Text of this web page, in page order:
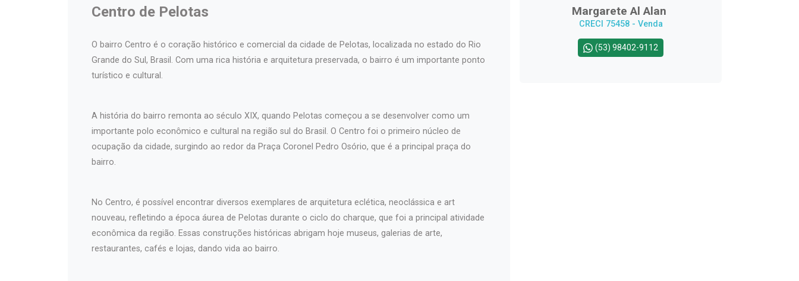
Centro de Pelotas
O bairro Centro é o coração histórico e comercial da cidade de Pelotas, localizada no estado do Rio
Grande do Sul, Brasil. Com uma rica história e arquitetura preservada, o bairro é um importante ponto
turístico e cultural.
A história do bairro remonta ao século XIX, quando Pelotas começou a se desenvolver como um
importante polo econômico e cultural na região sul do Brasil. O Centro foi o primeiro núcleo de
ocupação da cidade, surgindo ao redor da Praça Coronel Pedro Osório, que é a principal praça do
bairro.
No Centro, é possível encontrar diversos exemplares de arquitetura eclética, neoclássica e art
nouveau, refletindo a época áurea de Pelotas durante o ciclo do charque, que foi a principal atividade
econômica da região. Essas construções históricas abrigam hoje museus, galerias de arte,
restaurantes, cafés e lojas, dando vida ao bairro.
Margarete Al Alan
CRECI 75458 - Venda
(53) 98402-9112